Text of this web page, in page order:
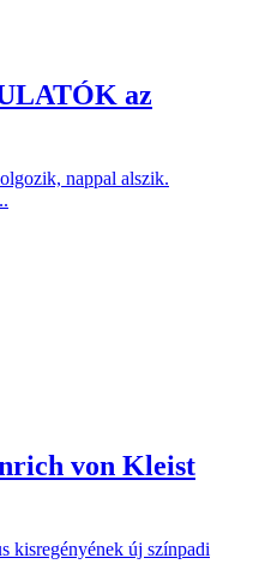
az
nappal alszik.
von Kleist
kisregényének új színpadi